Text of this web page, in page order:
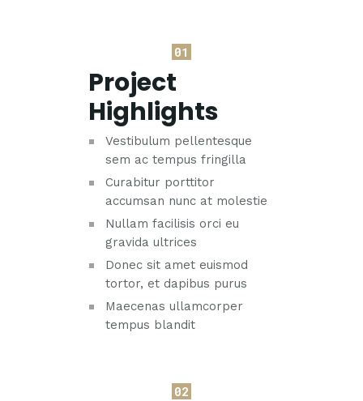
01
Project
Highlights
Vestibulum pellentesque
sem ac tempus fringilla
Curabitur porttitor
accumsan nunc at molestie
Nullam facilisis orci eu
gravida ultrices
Donec sit amet euismod
tortor, et dapibus purus
Maecenas ullamcorper
tempus blandit
02